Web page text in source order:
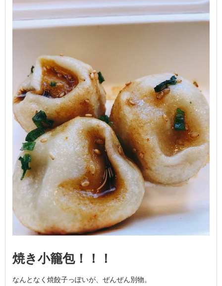
焼き小籠包！！！
なんとなく焼餃子っぽいが、ぜんぜん別物。